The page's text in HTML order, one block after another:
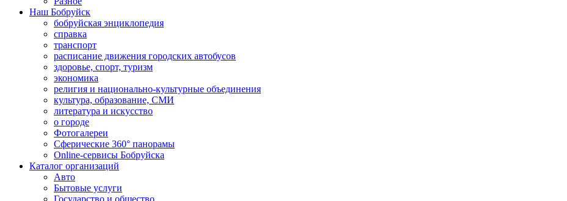
Наш Бобруйск
бобруйская энциклопедия
справка
транспорт
расписание движения городских автобусов
здоровье, спорт, туризм
экономика
религия и национально-культурные объединения
культура, образование, СМИ
литература и искусство
о городе
Фотогалереи
Сферические 360° панорамы
Online-сервисы Бобруйска
Каталог организаций
Авто
Бытовые услуги
Государство и общество